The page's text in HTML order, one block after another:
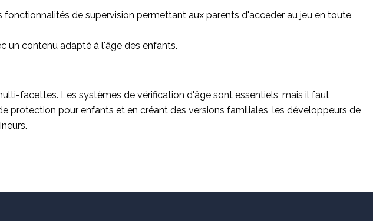
fonctionnalités de supervision permettant aux parents d'acceder au jeu en toute
un contenu adapté à l'âge des enfants.
facettes. Les systèmes de vérification d'âge sont essentiels, mais il faut
protection pour enfants et en créant des versions familiales, les développeurs de